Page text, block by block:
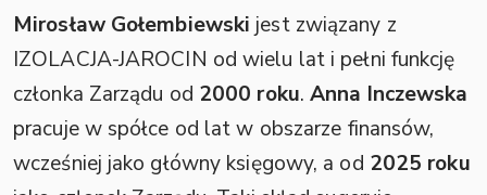
Mirosław Gołembiewski jest związany z
IZOLACJA-JAROCIN od wielu lat i pełni funkcję
członka Zarządu od 2000 roku.Anna Inczewska
pracuje w spółce od lat w obszarze finansów,
wcześniej jako główny księgowy, a od 2025 roku